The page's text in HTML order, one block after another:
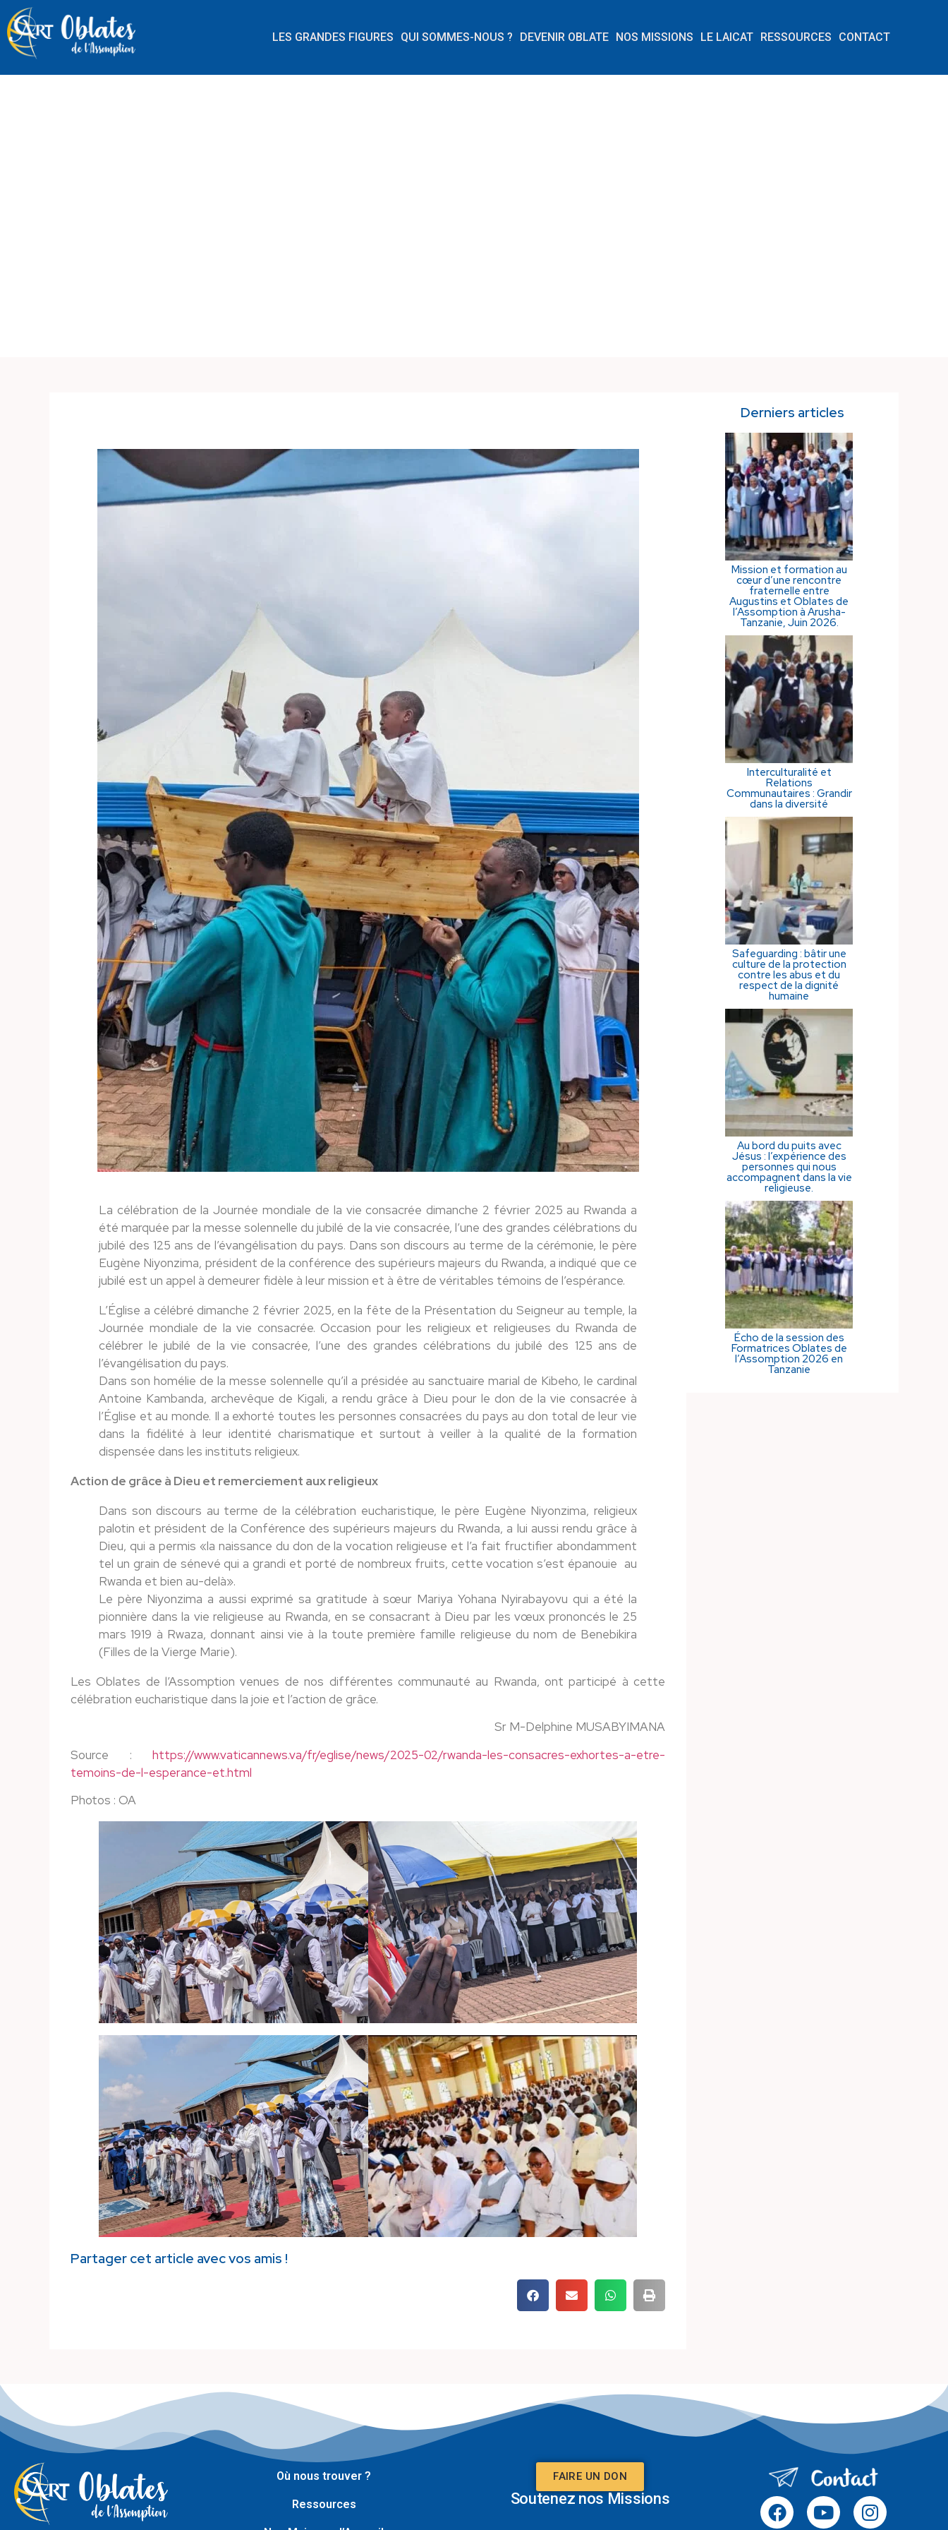
LES GRANDES FIGURES QUI SOMMES-NOUS ? DEVENIR OBLATE NOS MISSIONS LE LAICAT RESSOURCES CONTACT
La célébration de la Journée mondiale de la vie consacrée dimanche 2 février 2025 au Rwanda a
été marquée par la messe solennelle du jubilé de la vie consacrée, l’une des grandes célébrations du
jubilé des 125 ans de l’évangélisation du pays. Dans son discours au terme de la cérémonie, le père
Eugène Niyonzima, président de la conférence des supérieurs majeurs du Rwanda, a indiqué que ce
jubilé est un appel à demeurer fidèle à leur mission et à être de véritables témoins de l’espérance.
L’Église a célébré dimanche 2 février 2025, en la fête de la Présentation du Seigneur au temple, la
Journée mondiale de la vie consacrée. Occasion pour les religieux et religieuses du Rwanda de
célébrer le jubilé de la vie consacrée, l’une des grandes célébrations du jubilé des 125 ans de
l’évangélisation du pays.
Dans son homélie de la messe solennelle qu’il a présidée au sanctuaire marial de Kibeho, le cardinal
Antoine Kambanda, archevêque de Kigali, a rendu grâce à Dieu pour le don de la vie consacrée à
l’Église et au monde. Il a exhorté toutes les personnes consacrées du pays au don total de leur vie
dans la fidélité à leur identité charismatique et surtout à veiller à la qualité de la formation
dispensée dans les instituts religieux.
Action de grâce à Dieu et remerciement aux religieux
Dans son discours au terme de la célébration eucharistique, le père Eugène Niyonzima, religieux
palotin et président de la Conférence des supérieurs majeurs du Rwanda, a lui aussi rendu grâce à
Dieu, qui a permis «la naissance du don de la vocation religieuse et l’a fait fructifier abondamment
tel un grain de sénevé qui a grandi et porté de nombreux fruits, cette vocation s’est épanouie au
Rwanda et bien au-delà».
Le père Niyonzima a aussi exprimé sa gratitude à sœur Mariya Yohana Nyirabayovu qui a été la
pionnière dans la vie religieuse au Rwanda, en se consacrant à Dieu par les vœux prononcés le 25
mars 1919 à Rwaza, donnant ainsi vie à la toute première famille religieuse du nom de Benebikira
(Filles de la Vierge Marie).
Les Oblates de l’Assomption venues de nos différentes communauté au Rwanda, ont participé à cette
célébration eucharistique dans la joie et l’action de grâce.
Sr M-Delphine MUSABYIMANA
Source : https://www.vaticannews.va/fr/eglise/news/2025-02/rwanda-les-consacres-exhortes-a-etre-
temoins-de-l-esperance-et.html
Photos : OA
Partager cet article avec vos amis !
Derniers articles
Mission et formation au
cœur d’une rencontre
fraternelle entre
Augustins et Oblates de
l’Assomption à Arusha-
Tanzanie, Juin 2026.
Interculturalité et
Relations
Communautaires : Grandir
dans la diversité
Safeguarding : bâtir une
culture de la protection
contre les abus et du
respect de la dignité
humaine
Au bord du puits avec
Jésus : l’expérience des
personnes qui nous
accompagnent dans la vie
religieuse.
Écho de la session des
Formatrices Oblates de
l’Assomption 2026 en
Tanzanie
Où nous trouver ?
Ressources
FAIRE UN DON
Soutenez nos Missions